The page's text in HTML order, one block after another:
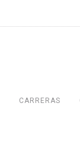
CARRERAS